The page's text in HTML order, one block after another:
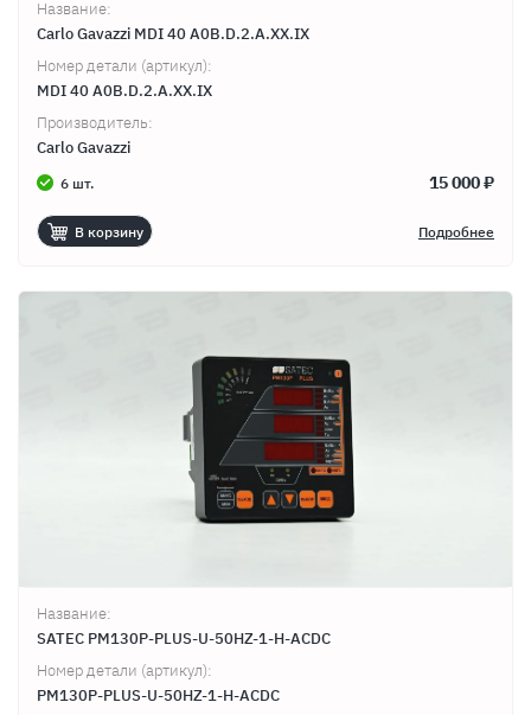
Название:
Carlo Gavazzi MDI 40 A0B.D.2.A.XX.IX
Номер детали (артикул):
MDI 40 A0B.D.2.A.XX.IX
Производитель:
Carlo Gavazzi
6 шт. 15 000 ₽
В корзину Подробнее
Название:
SATEC PM130P-PLUS-U-50HZ-1-H-ACDC
Номер детали (артикул):
PM130P-PLUS-U-50HZ-1-H-ACDC